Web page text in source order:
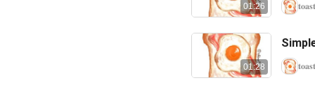
01:26
01:28